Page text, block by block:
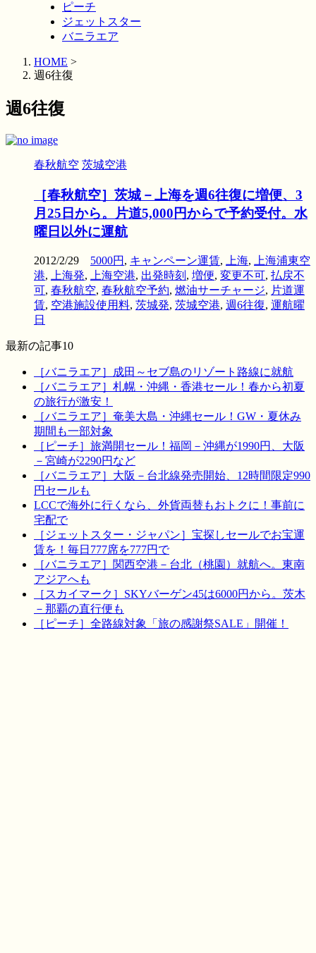
ピーチ
ジェットスター
バニラエア
HOME >
週6往復
週6往復
春秋航空 茨城空港
［春秋航空］茨城－上海を週6往復に増便、3
月25日から。片道5,000円からで予約受付。水
曜日以外に運航
2012/2/29 5000円 , キャンペーン運賃, 上海,
上海浦東空
港, 上海発, 上海空港, 出発時刻 , 増便, 変更不可, 払戻不
可, 春秋航空, 春秋航空予約, 燃油サーチャージ, 片道運
賃, 空港施設使用料, 茨城発, 茨城空港, 週6往復, 運航曜
日
最新の記事10
［バニラエア］成田～セブ島のリゾート路線に就航
［バニラエア］札幌・沖縄・香港セール！春から初夏
の旅行が激安！
［バニラエア］奄美大島・沖縄セール！GW・夏休み
期間も一部対象
［ピーチ］旅満開セール！福岡－沖縄が1990円、大阪
－宮崎が2290円など
［バニラエア］大阪－台北線発売開始、12時間限定990
円セールも
LCCで海外に行くなら、外貨両替もおトクに！事前に
宅配で
［ジェットスター・ジャパン］宝探しセールでお宝運
賃を！毎日777席を777円で
［バニラエア］関西空港－台北（桃園）就航へ。東南
アジアへも
［スカイマーク］SKYバーゲン45は6000円から。茨木
－那覇の直行便も
［ピーチ］全路線対象「旅の感謝祭SALE」開催！